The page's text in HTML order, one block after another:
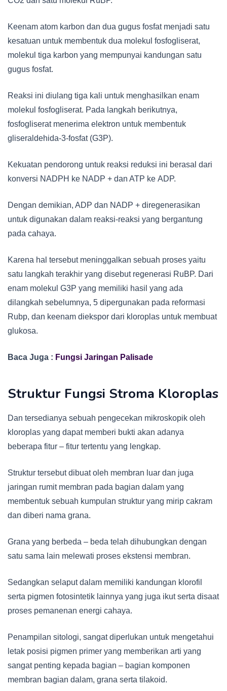
Keenam atom karbon dan dua gugus fosfat menjadi satu
kesatuan untuk membentuk dua molekul fosfogliserat,
molekul tiga karbon yang mempunyai kandungan satu
gugus fosfat.
Reaksi ini diulang tiga kali untuk menghasilkan enam
molekul fosfogliserat. Pada langkah berikutnya,
fosfogliserat menerima elektron untuk membentuk
gliseraldehida-3-fosfat (G3P).
Kekuatan pendorong untuk reaksi reduksi ini berasal dari
konversi NADPH ke NADP + dan ATP ke ADP.
Dengan demikian, ADP dan NADP + diregenerasikan
untuk digunakan dalam reaksi-reaksi yang bergantung
pada cahaya.
Karena hal tersebut meninggalkan sebuah proses yaitu
satu langkah terakhir yang disebut regenerasi RuBP. Dari
enam molekul G3P yang memiliki hasil yang ada
dilangkah sebelumnya, 5 dipergunakan pada reformasi
Rubp, dan keenam diekspor dari kloroplas untuk membuat
glukosa.
Baca Juga : Fungsi Jaringan Palisade
Struktur Fungsi Stroma Kloroplas
Dan tersedianya sebuah pengecekan mikroskopik oleh
kloroplas yang dapat memberi bukti akan adanya
beberapa fitur – fitur tertentu yang lengkap.
Struktur tersebut dibuat oleh membran luar dan juga
jaringan rumit membran pada bagian dalam yang
membentuk sebuah kumpulan struktur yang mirip cakram
dan diberi nama grana.
Grana yang berbeda – beda telah dihubungkan dengan
satu sama lain melewati proses ekstensi membran.
Sedangkan selaput dalam memiliki kandungan klorofil
serta pigmen fotosintetik lainnya yang juga ikut serta disaat
proses pemanenan energi cahaya.
Penampilan sitologi, sangat diperlukan untuk mengetahui
letak posisi pigmen primer yang memberikan arti yang
sangat penting kepada bagian – bagian komponen
membran bagian dalam, grana serta tilakoid.